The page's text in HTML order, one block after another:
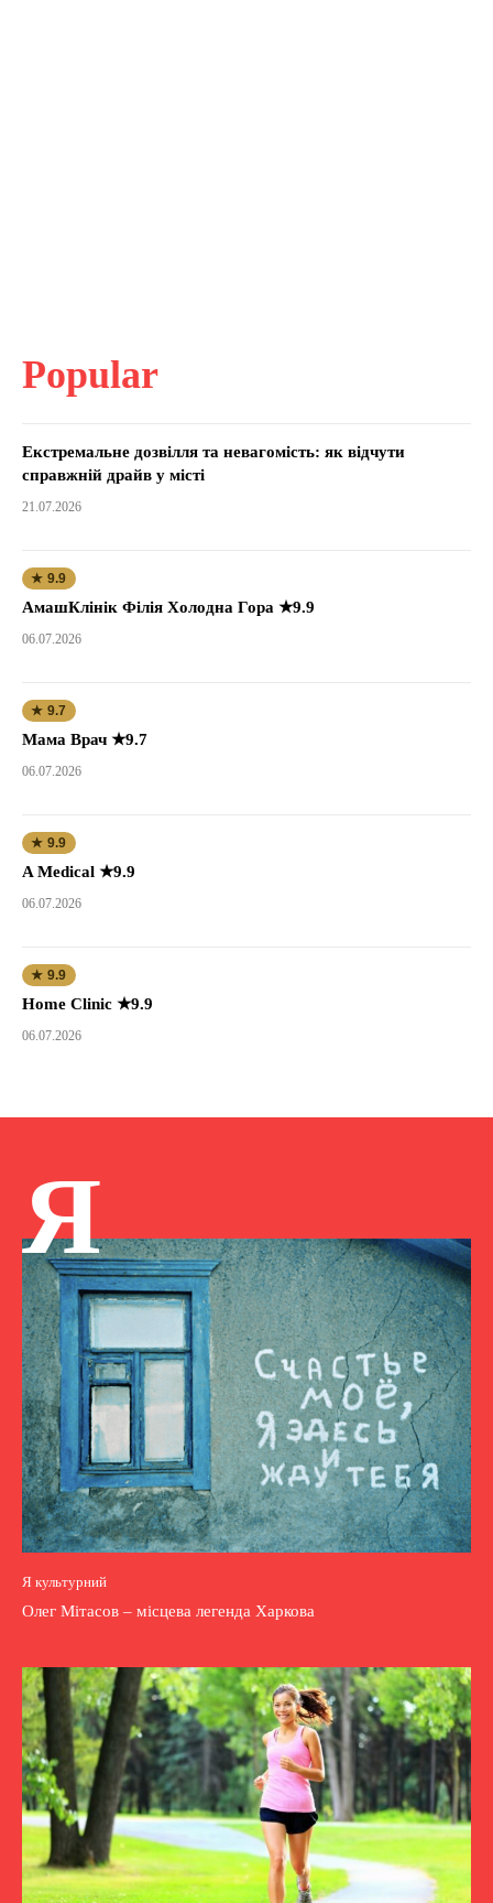
Popular
Екстремальне дозвілля та невагомість: як відчути
справжній драйв у місті
21.07.2026
★ 9.9
АмашКлінік Філія Холодна Гора ★9.9
06.07.2026
★ 9.7
Мама Врач ★9.7
06.07.2026
★ 9.9
A Medical ★9.9
06.07.2026
★ 9.9
Home Clinic ★9.9
06.07.2026
Я
Я культурний
Олег Мітасов – місцева легенда Харкова